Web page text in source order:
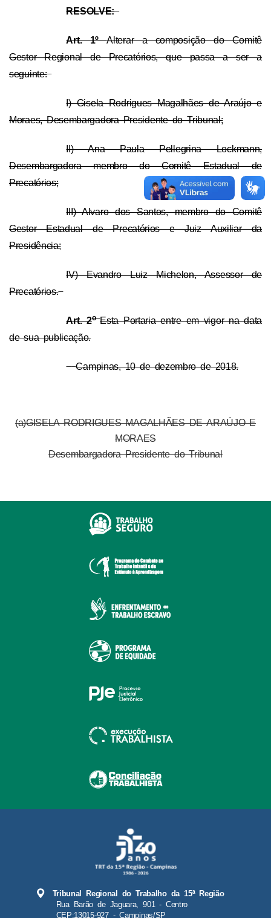
RESOLVE:
Art. 1ºAlterar a composição do Comitê
Gestor Regional de Precatórios, que passa a ser a
seguinte:
I) Gisela Rodrigues Magalhães de Araújo e
Moraes, Desembargadora Presidente do Tribunal;
II) Ana Paula Pellegrina Lockmann,
Desembargadora membro do Comitê Estadual de
Precatórios;
III) Alvaro dos Santos, membro do Comitê
Gestor Estadual de Precatórios e Juiz Auxiliar da
Presidência;
IV) Evandro Luiz Michelon, Assessor de
Precatórios.
Art. 2oEsta Portaria entre em vigor na data
de sua publicação.
Campinas, 10 de dezembro de 2018.
(a)GISELA RODRIGUES MAGALHÃES DE ARAÚJO E
MORAES
Desembargadora Presidente do Tribunal
Tribunal Regional do Trabalho da 15ª Região
Rua Barão de Jaguara, 901 - Centro
CEP:13015-927 - Campinas/SP